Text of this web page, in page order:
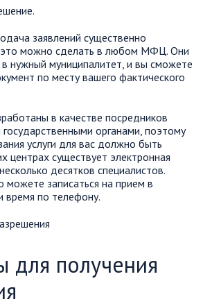
заявлений существенно
это можно сделать в любом МФЦ. Они
нужный муниципалитет, и вы сможете
по месту вашего фактического
в качестве посредников
органами, поэтому
услуги для вас должно быть
центрах существует электронная
десятков специалистов.
можете записаться на прием в
время по телефону.
для получения